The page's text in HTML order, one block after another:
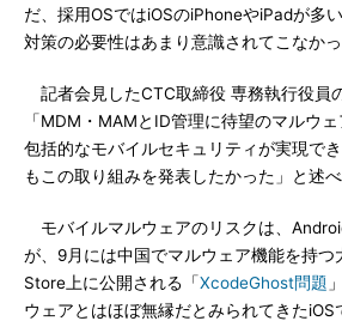
だ、採用OSではiOSのiPhoneやiPadが多
対策の必要性はあまり意識されてこなかっ
記者会見したCTC取締役 専務執行役員
「MDM・MAMとID管理に待望のマルウ
包括的なモバイルセキュリティが実現で
もこの取り組みを発表したかった」と述べ
モバイルマルウェアのリスクは、
が、9月には中国でマルウェア機能を持つ
Store上に公開される「XcodeGhost問題
ウェアとはほぼ無縁だとみられてきた